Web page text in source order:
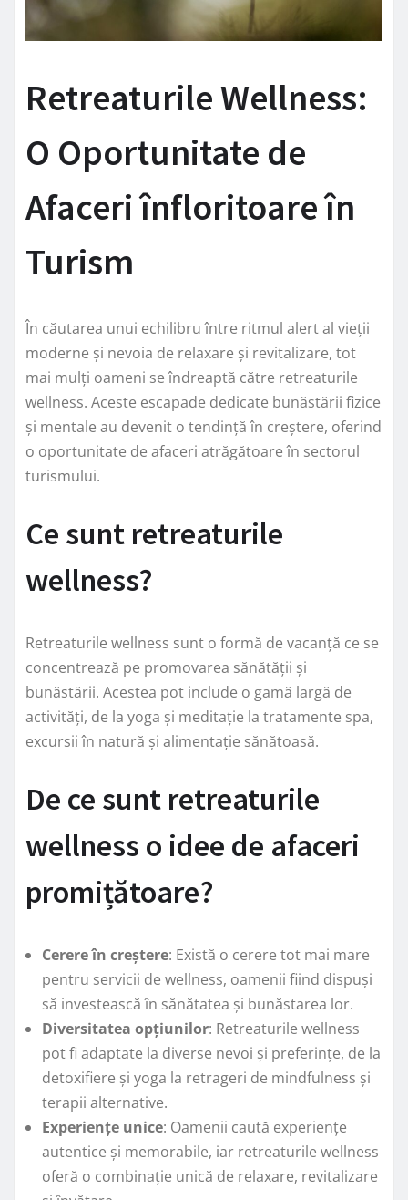
Retreaturile Wellness:
O Oportunitate de
Afaceri înfloritoare în
Turism
În căutarea unui echilibru între ritmul alert al vieții
moderne și nevoia de relaxare și revitalizare, tot
mai mulți oameni se îndreaptă către retreaturile
wellness. Aceste escapade dedicate bunăstării fizice
și mentale au devenit o tendință în creștere, oferind
o oportunitate de afaceri atrăgătoare în sectorul
turismului.
Ce sunt retreaturile
wellness?
Retreaturile wellness sunt o formă de vacanță ce se
concentrează pe promovarea sănătății și
bunăstării. Acestea pot include o gamă largă de
activități, de la yoga și meditație la tratamente spa,
excursii în natură și alimentație sănătoasă.
De ce sunt retreaturile
wellness o idee de afaceri
promițătoare?
Cerere în creștere: Există o cerere tot mai mare
pentru servicii de wellness, oamenii fiind dispuși
să investească în sănătatea și bunăstarea lor.
Diversitatea opțiunilor: Retreaturile wellness
pot fi adaptate la diverse nevoi și preferințe, de la
detoxifiere și yoga la retrageri de mindfulness și
terapii alternative.
Experiențe unice: Oamenii caută experiențe
autentice și memorabile, iar retreaturile wellness
oferă o combinație unică de relaxare, revitalizare